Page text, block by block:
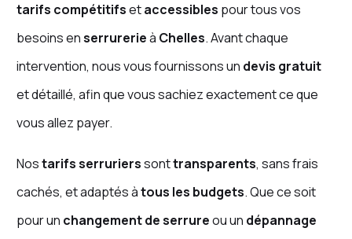
tarifs compétitifsetaccessibles pour tous vos
besoins enserrurerieà Chelles. Avant chaque
intervention, nous vous fournissons un devis gratuit
et détaillé, afin que vous sachiez exactement ce que
vous allez payer.
Nostarifs serrurierssonttransparents, sans frais
cachés, et adaptés àtous les budgets. Que ce soit
pour un changement de serrureou un dépannage